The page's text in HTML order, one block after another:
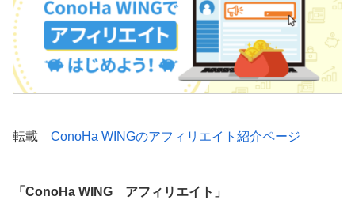
転載 ConoHa WINGのアフィリエイト紹介ページ
「ConoHa WING アフィリエイト」